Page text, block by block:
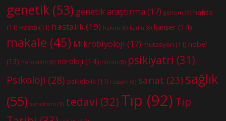
genetik (53) genetik araştırma (17) genom (9) hafıza
(11) Hasta (11) hastalık(19) hekim (8) kadın (8) kanser (14)
makale (45) Mikrobiyoloji (17) mutasyon (11) nobel
(13) nörobilim (8) nöroloji (14) nöron (8) psikiyatri (31)
Psikoloji (28) psikolojik (11) ressam (8) sanat (23) sağlık
(55) sendrom (9) tedavi (32) Tıp (92) Tıp